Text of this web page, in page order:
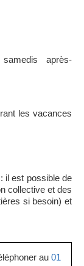
après-
les vacances
: il est possible de
collective et des
si besoin) et
au 01